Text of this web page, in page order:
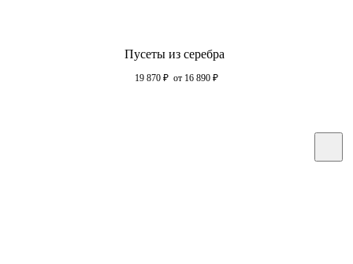
Пусеты из серебра
19 870 ₽ от 16 890 ₽